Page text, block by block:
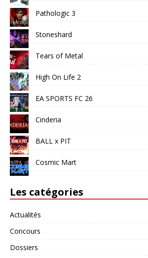
Pathologic 3
Stoneshard
Tears of Metal
High On Life 2
EA SPORTS FC 26
Cinderia
BALL x PIT
Cosmic Mart
Les catégories
Actualités
Concours
Dossiers